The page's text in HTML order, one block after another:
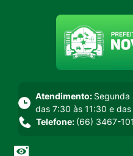
Seção do
Atendimento: Segunda
das 7:30 às 11:30 e
Telefone: (66) 3467-